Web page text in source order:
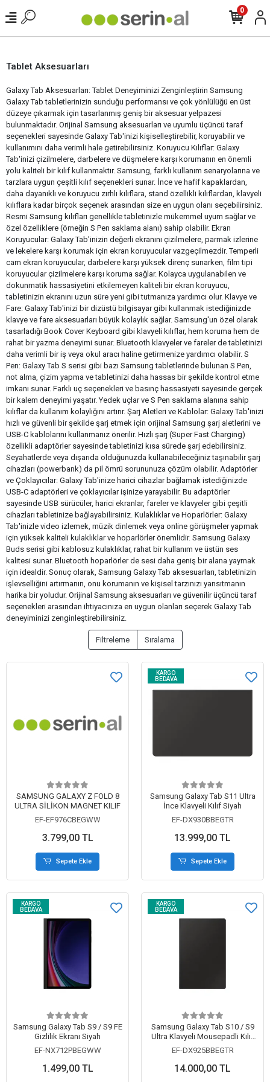
0
Tablet Aksesuarları
Galaxy Tab Aksesuarları: Tablet Deneyiminizi Zenginleştirin Samsung
Galaxy Tab tabletlerinizin sunduğu performansı ve çok yönlülüğü en üst
düzeye çıkarmak için tasarlanmış geniş bir aksesuar yelpazesi
bulunmaktadır. Orijinal Samsung aksesuarları ve uyumlu üçüncü taraf
seçenekleri sayesinde Galaxy Tab'inizi kişiselleştirebilir, koruyabilir ve
kullanımını daha verimli hale getirebilirsiniz. Koruyucu Kılıflar: Galaxy
Tab'inizi çizilmelere, darbelere ve düşmelere karşı korumanın en önemli
yolu kaliteli bir kılıf kullanmaktır. Samsung, farklı kullanım senaryolarına ve
tarzlara uygun çeşitli kılıf seçenekleri sunar. İnce ve hafif kapaklardan,
daha dayanıklı ve koruyucu zırhlı kılıflara, stand özellikli kılıflardan, klavyeli
kılıflara kadar birçok seçenek arasından size en uygun olanı seçebilirsiniz.
Resmi Samsung kılıfları genellikle tabletinizle mükemmel uyum sağlar ve
özel özelliklere (örneğin S Pen saklama alanı) sahip olabilir. Ekran
Koruyucular: Galaxy Tab'inizin değerli ekranını çizilmelere, parmak izlerine
ve lekelere karşı korumak için ekran koruyucular vazgeçilmezdir. Temperli
cam ekran koruyucular, darbelere karşı yüksek direnç sunarken, film tipi
koruyucular çizilmelere karşı koruma sağlar. Kolayca uygulanabilen ve
dokunmatik hassasiyetini etkilemeyen kaliteli bir ekran koruyucu,
tabletinizin ekranını uzun süre yeni gibi tutmanıza yardımcı olur. Klavye ve
Fare: Galaxy Tab'inizi bir dizüstü bilgisayar gibi kullanmak istediğinizde
klavye ve fare aksesuarları büyük kolaylık sağlar. Samsung'un özel olarak
tasarladığı Book Cover Keyboard gibi klavyeli kılıflar, hem koruma hem de
rahat bir yazma deneyimi sunar. Bluetooth klavyeler ve fareler de tabletinizi
daha verimli bir iş veya okul aracı haline getirmenize yardımcı olabilir. S
Pen: Galaxy Tab S serisi gibi bazı Samsung tabletlerinde bulunan S Pen,
not alma, çizim yapma ve tabletinizi daha hassas bir şekilde kontrol etme
imkanı sunar. Farklı uç seçenekleri ve basınç hassasiyeti sayesinde gerçek
bir kalem deneyimi yaşatır. Yedek uçlar ve S Pen saklama alanına sahip
kılıflar da kullanım kolaylığını artırır. Şarj Aletleri ve Kablolar: Galaxy Tab'inizi
hızlı ve güvenli bir şekilde şarj etmek için orijinal Samsung şarj aletlerini ve
USB-C kablolarını kullanmanız önerilir. Hızlı şarj (Super Fast Charging)
özellikli adaptörler sayesinde tabletinizi kısa sürede şarj edebilirsiniz.
Seyahatlerde veya dışarıda olduğunuzda kullanabileceğiniz taşınabilir şarj
cihazları (powerbank) da pil ömrü sorununuza çözüm olabilir. Adaptörler
ve Çoklayıcılar: Galaxy Tab'inize harici cihazlar bağlamak istediğinizde
USB-C adaptörleri ve çoklayıcılar işinize yarayabilir. Bu adaptörler
sayesinde USB sürücüler, harici ekranlar, fareler ve klavyeler gibi çeşitli
cihazları tabletinize bağlayabilirsiniz. Kulaklıklar ve Hoparlörler: Galaxy
Tab'inizle video izlemek, müzik dinlemek veya online görüşmeler yapmak
için yüksek kaliteli kulaklıklar ve hoparlörler önemlidir. Samsung Galaxy
Buds serisi gibi kablosuz kulaklıklar, rahat bir kullanım ve üstün ses
kalitesi sunar. Bluetooth hoparlörler de sesi daha geniş bir alana yaymak
için idealdir. Sonuç olarak, Samsung Galaxy Tab aksesuarları, tabletinizin
işlevselliğini artırmanın, onu korumanın ve kişisel tarzınızı yansıtmanın
harika bir yoludur. Orijinal Samsung aksesuarları ve güvenilir üçüncü taraf
seçenekleri arasından ihtiyacınıza en uygun olanları seçerek Galaxy Tab
deneyiminizi zenginleştirebilirsiniz.
Filtreleme Sıralama
SAMSUNG GALAXY Z FOLD 8
ULTRA SİLİKON MAGNET KILIF
EF-EF976CBEGWW
3.799,00 TL
Sepete Ekle
KARGO
BEDAVA
Samsung Galaxy Tab S11 Ultra
İnce Klavyeli Kılıf Siyah
EF-DX930BBEGTR
13.999,00 TL
Sepete Ekle
KARGO
BEDAVA
Samsung Galaxy Tab S9 / S9 FE
Gizlilik Ekranı Siyah
EF-NX712PBEGWW
1.499,00 TL
KARGO
BEDAVA
Samsung Galaxy Tab S10 / S9
Ultra Klavyeli Mousepadli Kılıf
Siyah
EF-DX925BBEGTR
14.000,00 TL